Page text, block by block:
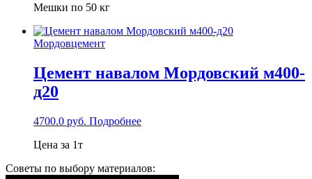
Мешки по 50 кг
Мордовцемент
Цемент навалом Мордовский м400-
д20
4700.0 руб. Подробнее
Цена за 1т
Советы по выбору материалов: